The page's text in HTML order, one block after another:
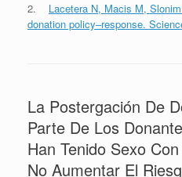
2. Lacetera N, Macis M,
donation policy–response.
La Postergación De
Parte De Los
Han Tenido Sexo
No Aumentar El